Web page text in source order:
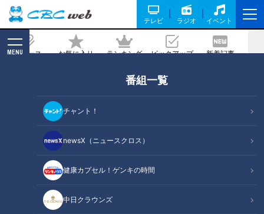
テレビ ラジオ イベント
ニュース お気に入り ランキング ピックアップ 新着記事
MENU
番組一覧
チャント！
newsX（ニュースクロス）
健康カプセル！ゲンキの時間
中日クラウンズ
が語る、大野雄大の凄さ
2020/11/26 10:30